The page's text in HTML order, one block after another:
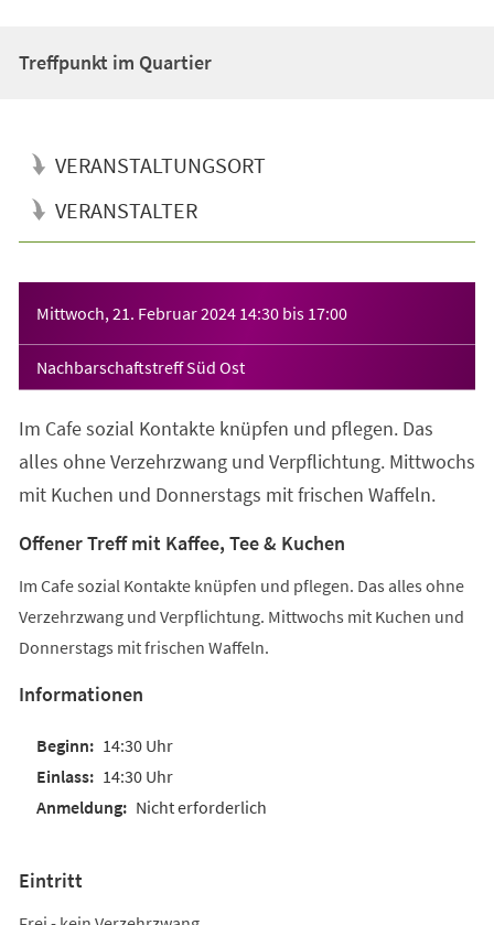
Treffpunkt im Quartier
VERANSTALTUNGSORT
VERANSTALTER
Mittwoch, 21. Februar 2024 14:30 bis 17:00
Nachbarschaftstreff Süd Ost
Im Cafe sozial Kontakte knüpfen und pflegen. Das
alles ohne Verzehrzwang und Verpflichtung. Mittwochs
mit Kuchen und Donnerstags mit frischen Waffeln.
Offener Treff mit Kaffee, Tee & Kuchen
Im Cafe sozial Kontakte knüpfen und pflegen. Das alles ohne
Verzehrzwang und Verpflichtung. Mittwochs mit Kuchen und
Donnerstags mit frischen Waffeln.
Informationen
14:30 Uhr
14:30 Uhr
Nicht erforderlich
Eintritt